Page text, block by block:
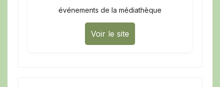
événements de la médiathèque
Voir le site